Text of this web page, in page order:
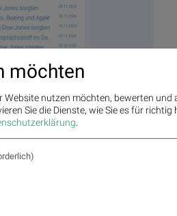
möchten
Website nutzen möchten, bewerten und
Sie die Dienste, wie Sie es für richtig